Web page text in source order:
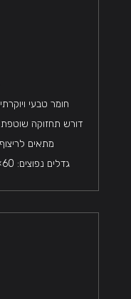
חומר טבעי
דורש תחזוקה שוטפת
מתאים לריצוף
גדלים נפוצים: 60×60 ס"מ, לוחות בהתאמה אישית